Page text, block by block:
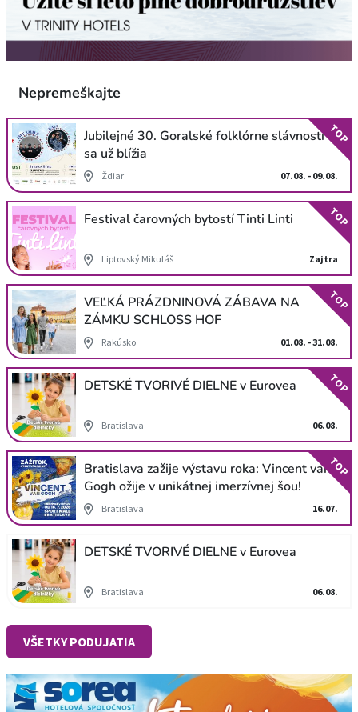
Nepremeškajte
Jubilejné 30. Goralské folklórne slávnosti
sa už blížia
Ždiar 07.08. - 09.08.
TOP
Festival čarovných bytostí Tinti Linti
Liptovský Mikuláš Zajtra
TOP
VEĽKÁ PRÁZDNINOVÁ ZÁBAVA NA
ZÁMKU SCHLOSS HOF
Rakúsko 01.08. - 31.08.
TOP
DETSKÉ TVORIVÉ DIELNE v Eurovea
Bratislava 06.08.
TOP
Bratislava zažije výstavu roka: Vincent van
Gogh ožije v unikátnej imerzívnej šou!
Bratislava 16.07.
TOP
DETSKÉ TVORIVÉ DIELNE v Eurovea
Bratislava 06.08.
VŠETKY PODUJATIA